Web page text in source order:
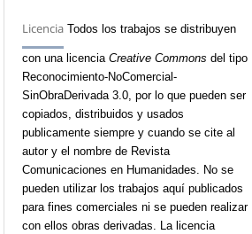
Licencia Todos los trabajos se distribuyen
con una licenciaCreative Commons del tipo
Reconocimiento-NoComercial-
SinObraDerivada 3.0, por lo que pueden ser
copiados, distribuidos y usados
publicamente siempre y cuando se cite al
autor y el nombre de Revista
Comunicaciones en Humanidades. No se
pueden utilizar los trabajos aquí publicados
para fines comerciales ni se pueden realizar
con ellos obras derivadas. La licencia